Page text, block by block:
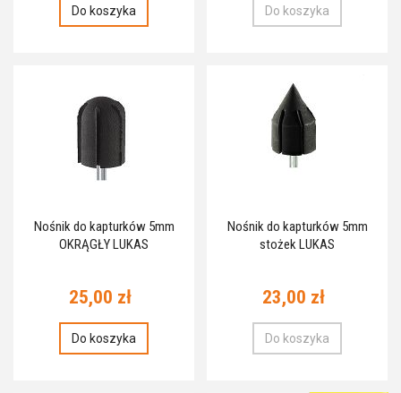
Do koszyka Do koszyka
Nośnik do kapturków 5mm
OKRĄGŁY LUKAS
25,00 zł
Do koszyka
Nośnik do kapturków 5mm
stożek LUKAS
23,00 zł
Do koszyka